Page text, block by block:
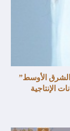
الشرق الأوسط”
الإنتاجية